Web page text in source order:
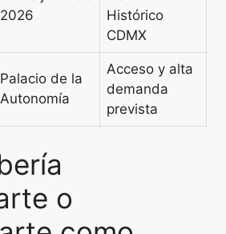
2026
Histórico
CDMX
Palacio de la
Autonomía
Acceso y alta
demanda
prevista
o